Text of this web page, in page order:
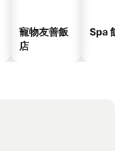
寵物友善飯
店
Spa